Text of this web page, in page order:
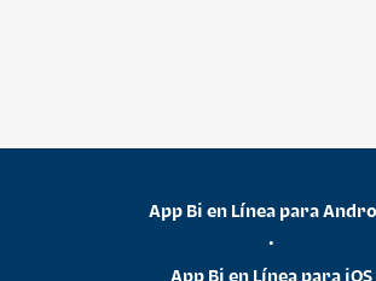
App Bi en Línea para
•
App Bi en Línea para iOS